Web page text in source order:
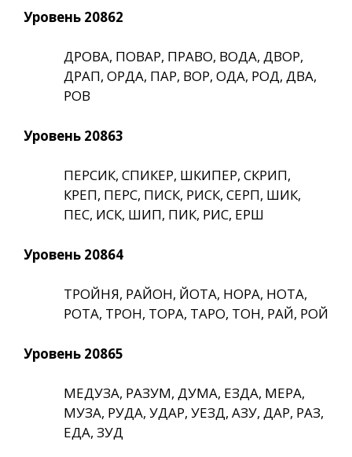
Уровень 20862
ДРОВА, ПОВАР, ПРАВО, ВОДА, ДВОР,
ДРАП, ОРДА, ПАР, ВОР, ОДА, РОД, ДВА,
РОВ
Уровень 20863
ПЕРСИК, СПИКЕР, ШКИПЕР, СКРИП,
КРЕП, ПЕРС, ПИСК, РИСК, СЕРП, ШИК,
ПЕС, ИСК, ШИП, ПИК, РИС, ЕРШ
Уровень 20864
ТРОЙНЯ, РАЙОН, ЙОТА, НОРА, НОТА,
РОТА, ТРОН, ТОРА, ТАРО, ТОН, РАЙ, РОЙ
Уровень 20865
МЕДУЗА, РАЗУМ, ДУМА, ЕЗДА, МЕРА,
МУЗА, РУДА, УДАР, УЕЗД, АЗУ, ДАР, РАЗ,
ЕДА, ЗУД